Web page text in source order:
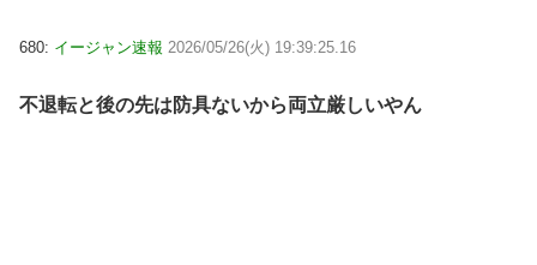
680: イージャン速報 2026/05/26(火) 19:39:25.16
不退転と後の先は防具ないから両立厳しいやん